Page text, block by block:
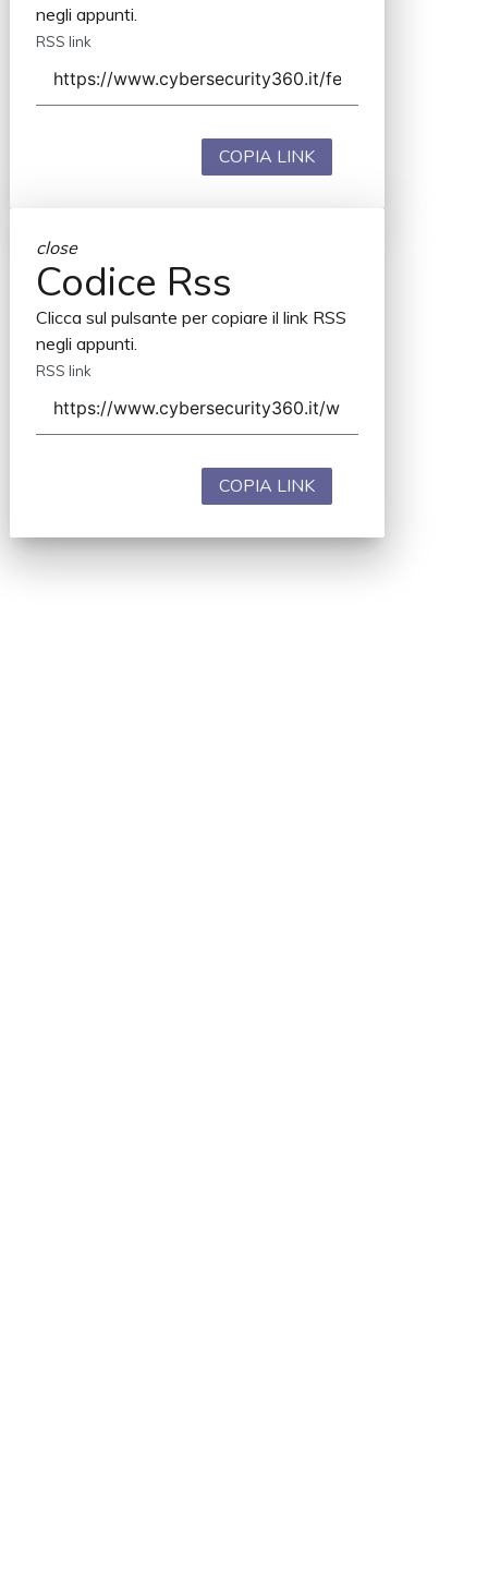
negli appunti.
RSS link
COPIA LINK
close
Codice Rss
Clicca sul pulsante per copiare il link RSS
negli appunti.
RSS link
COPIA LINK